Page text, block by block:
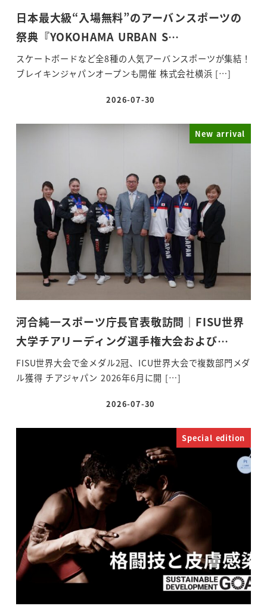
日本最大級“入場無料”のアーバンスポーツの
祭典『YOKOHAMA URBAN S…
スケートボードなど全8種の人気アーバンスポーツが集結！
ブレイキンジャパンオープンも開催 株式会社横浜 […]
投稿日
2026-07-30
New arrival
河合純一スポーツ庁長官表敬訪問｜FISU世界
大学チアリーディング選手権大会および…
FISU世界大会で金メダル2冠、ICU世界大会で複数部門メダ
ル獲得 チアジャパン 2026年6月に開 […]
投稿日
2026-07-30
Special edition